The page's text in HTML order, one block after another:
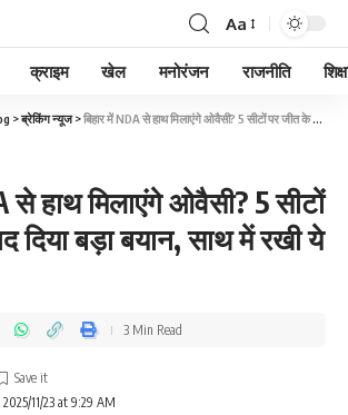
Aa
क्राइम खेल मनोरंजन राजनीति
>ब्रेकिंग न्यूज>बिहार में NDA से हाथ मिलाएंगे ओवैसी? 5 सीटों पर जीत के बाद दिया बड़ा बयान, साथ में रखी ये 1 शर्त
से हाथ मिलाएंगे ओवैसी? 5 सीटों
दिया बड़ा बयान, साथ में रखी ये
11/23 at 9:29 AM
3 Min Read